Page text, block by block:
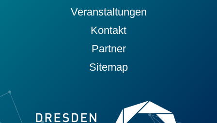
Veranstaltungen
Kontakt
Partner
Sitemap